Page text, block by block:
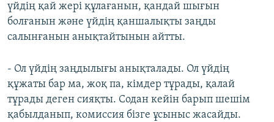
үйдің қай жері құлағанын, қандай шығын
болғанын және үйдің қаншалықты заңды
салынғанын анықтайтынын айтты.
- Ол үйдің заңдылығы анықталады. Ол үйдің
құжаты бар ма, жоқ па, кімдер тұрады, қалай
тұрады деген сияқты. Содан кейін барып шешім
қабылданып, комиссия бізге ұсыныс жасайды.